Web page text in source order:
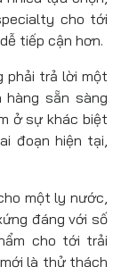
cho tới
tiếp cận hơn.
phải trả lời một
hàng sẵn sàng
ở sự khác biệt
đoạn hiện tại,
một ly nước,
đáng với số
cho tới trải
là thử thách